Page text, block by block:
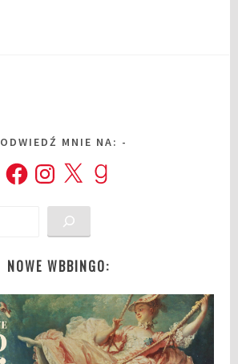
ODWIEDŹ MNIE NA:
FacebookInstagram
X Goodreads
NOWE WBBINGO: